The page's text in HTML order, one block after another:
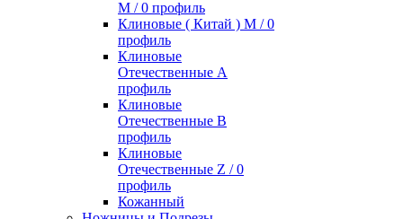
М / 0 профиль
Клиновые ( Китай ) М / 0
профиль
Клиновые
Отечественные А
профиль
Клиновые
Отечественные В
профиль
Клиновые
Отечественные Z / 0
профиль
Кожанный